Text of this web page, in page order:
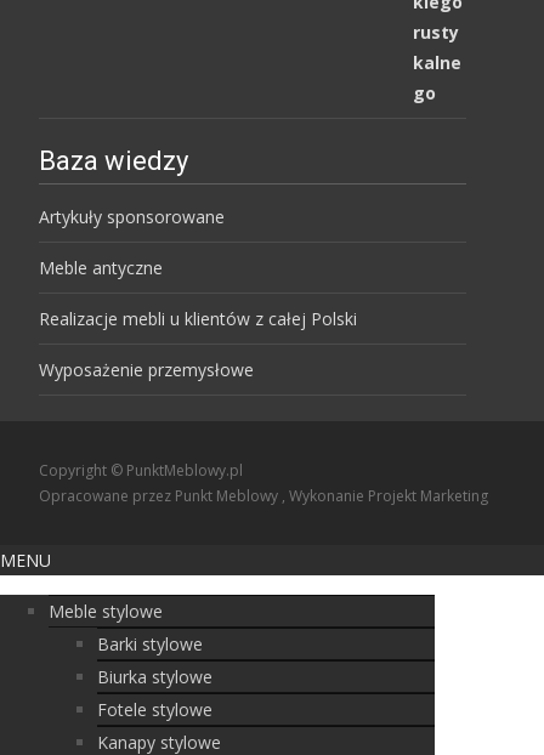
Baza wiedzy
Artykuły sponsorowane
Meble antyczne
Realizacje mebli u klientów z całej Polski
Wyposażenie przemysłowe
Copyright © PunktMeblowy.pl
Opracowane przez Punkt Meblowy , Wykonanie Projekt Marketing
MENU
Meble stylowe
Barki stylowe
Biurka stylowe
Fotele stylowe
Kanapy stylowe